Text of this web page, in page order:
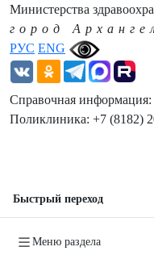
РУС ENG
Министерства
город
Справочная информация:
Поликлиника: +7 (8182)
Быстрый переход
Меню раздела